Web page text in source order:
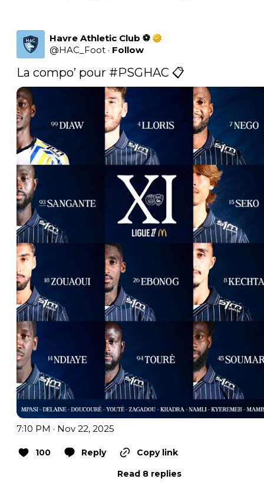
Havre Athletic Club ⚽️
@HAC_Foot · Follow
La compo’ pour #PSGHAC 📋
7:10 PM · Nov 22, 2025
100 Reply
Copy link
Read 8 replies